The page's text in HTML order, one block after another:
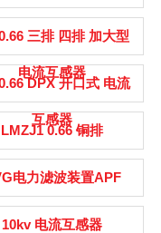
三排 四排 加大型
电流互感器
DPX 开口式 电流
互感器
LMZJ1 0.66 铜排
电力滤波装置APF
10kv 电流互感器